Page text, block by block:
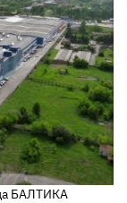
БАЛТИКА